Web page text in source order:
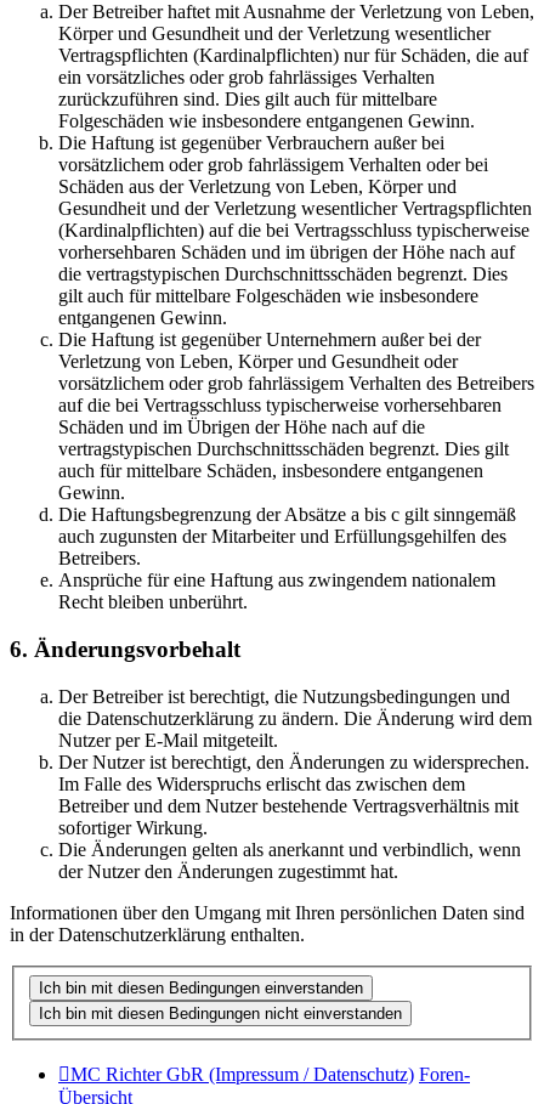
Der Betreiber haftet mit Ausnahme der Verletzung von Leben,
Körper und Gesundheit und der Verletzung wesentlicher
Vertragspflichten (Kardinalpflichten) nur für Schäden, die auf
ein vorsätzliches oder grob fahrlässiges Verhalten
zurückzuführen sind. Dies gilt auch für mittelbare
Folgeschäden wie insbesondere entgangenen Gewinn.
Die Haftung ist gegenüber Verbrauchern außer bei
vorsätzlichem oder grob fahrlässigem Verhalten oder bei
Schäden aus der Verletzung von Leben, Körper und
Gesundheit und der Verletzung wesentlicher Vertragspflichten
(Kardinalpflichten) auf die bei Vertragsschluss typischerweise
vorhersehbaren Schäden und im übrigen der Höhe nach auf
die vertragstypischen Durchschnittsschäden begrenzt. Dies
gilt auch für mittelbare Folgeschäden wie insbesondere
entgangenen Gewinn.
Die Haftung ist gegenüber Unternehmern außer bei der
Verletzung von Leben, Körper und Gesundheit oder
vorsätzlichem oder grob fahrlässigem Verhalten des Betreibers
auf die bei Vertragsschluss typischerweise vorhersehbaren
Schäden und im Übrigen der Höhe nach auf die
vertragstypischen Durchschnittsschäden begrenzt. Dies gilt
auch für mittelbare Schäden, insbesondere entgangenen
Gewinn.
Die Haftungsbegrenzung der Absätze a bis c gilt sinngemäß
auch zugunsten der Mitarbeiter und Erfüllungsgehilfen des
Betreibers.
Ansprüche für eine Haftung aus zwingendem nationalem
Recht bleiben unberührt.
6. Änderungsvorbehalt
Der Betreiber ist berechtigt, die Nutzungsbedingungen und
die Datenschutzerklärung zu ändern. Die Änderung wird dem
Nutzer per E-Mail mitgeteilt.
Der Nutzer ist berechtigt, den Änderungen zu widersprechen.
Im Falle des Widerspruchs erlischt das zwischen dem
Betreiber und dem Nutzer bestehende Vertragsverhältnis mit
sofortiger Wirkung.
Die Änderungen gelten als anerkannt und verbindlich, wenn
der Nutzer den Änderungen zugestimmt hat.
Informationen über den Umgang mit Ihren persönlichen Daten sind
in der Datenschutzerklärung enthalten.
MC Richter GbR (Impressum / Datenschutz) Foren-
Übersicht